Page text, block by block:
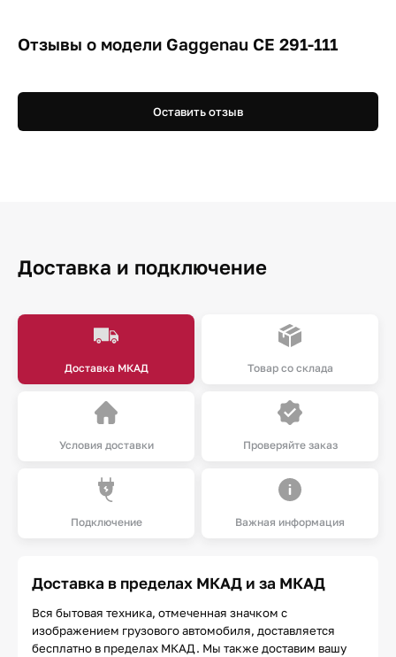
Отзывы о модели Gaggenau CE 291-111
Оставить отзыв
Доставка и подключение
Доставка МКАД Товар со склада
Условия доставки Проверяйте заказ
Подключение Важная информация
Доставка в пределах МКАД и за МКАД
Вся бытовая техника, отмеченная значком с
изображением грузового автомобиля, доставляется
бесплатно в пределах МКАД. Мы также доставим вашу